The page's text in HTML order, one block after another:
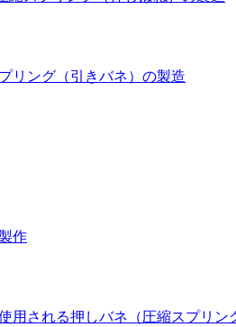
リング（引きバネ）の製造
作
用される押しバネ（圧縮スプリン